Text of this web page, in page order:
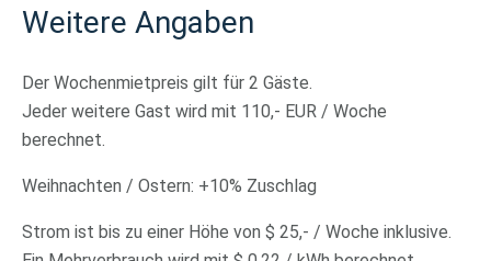
Weitere Angaben
Der Wochenmietpreis gilt für 2 Gäste.
Jeder weitere Gast wird mit 110,- EUR / Woche
berechnet.
Weihnachten / Ostern: +10% Zuschlag
Strom ist bis zu einer Höhe von $ 25,- / Woche inklusive.